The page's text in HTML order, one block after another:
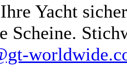
Yacht
Scheine.